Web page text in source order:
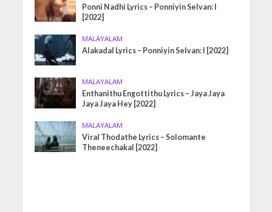
Ponni Nadhi Lyrics – Ponniyin Selvan: I
[2022]
MALAYALAM
Alakadal Lyrics – Ponniyin Selvan: I [2022]
MALAYALAM
Enthanithu Engottithu Lyrics – Jaya Jaya
Jaya Jaya Hey [2022]
MALAYALAM
Viral Thodathe Lyrics – Solomante
Theneechakal [2022]